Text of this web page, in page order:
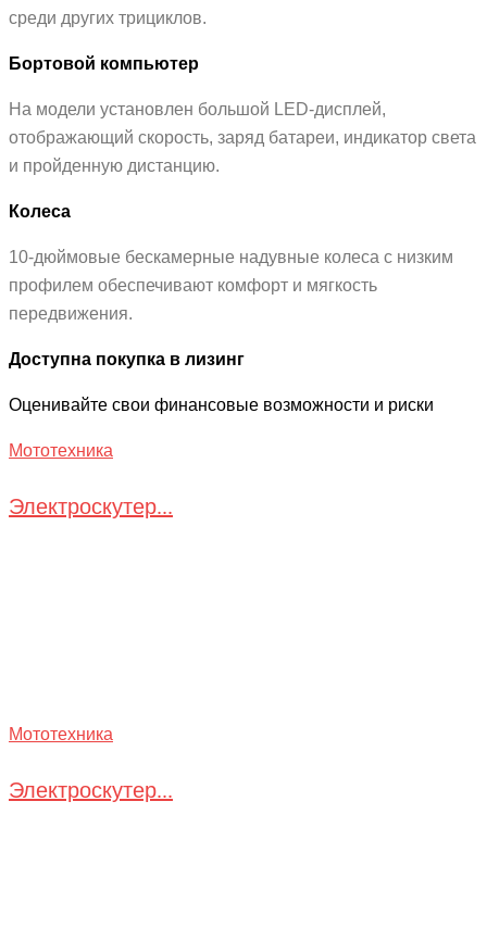
среди других трициклов.
Бортовой компьютер
На модели установлен большой LED-дисплей,
отображающий скорость, заряд батареи, индикатор света
и пройденную дистанцию.
Колеса
10-дюймовые бескамерные надувные колеса с низким
профилем обеспечивают комфорт и мягкость
передвижения.
Доступна покупка в лизинг
Оценивайте свои финансовые возможности и риски
Мототехника
Электроскутер...
Мототехника
Электроскутер...